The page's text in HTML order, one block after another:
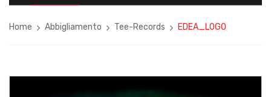
Home Abbigliamento Tee-Records EDEA_LOGO